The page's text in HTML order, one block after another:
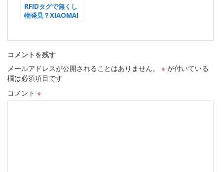
RFIDタグで無くし
物発見？XIAOMAI
コメントを残す
メールアドレスが公開されることはありません。
※ が付いている
欄は必須項目です
コメント ※